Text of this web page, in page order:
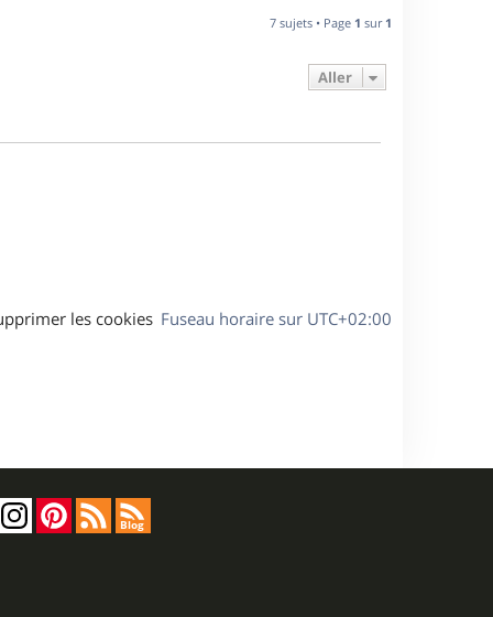
7 sujets • Page 1 sur 1
Aller
Fuseau horaire sur UTC+02:00
les cookies